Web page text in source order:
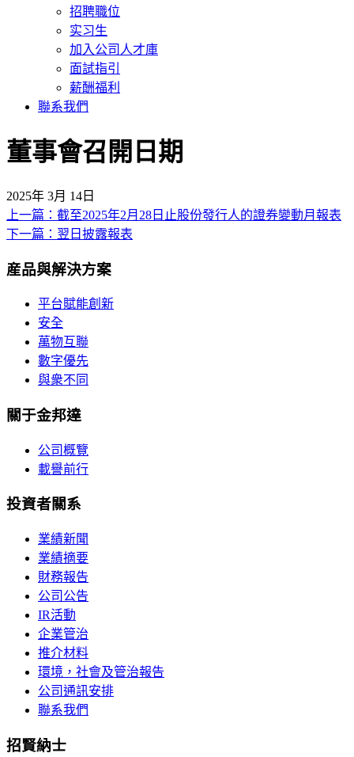
招聘職位
实习生
加入公司人才庫
面試指引
薪酬福利
聯系我們
董事會召開日期
2025年 3月 14日
文
章
導
上一篇：截至2025年2月28日止股份發行人的證券變動月報表
下一篇：翌日披露報表
産品與解決方案
平台賦能創新
安全
萬物互聯
數字優先
與衆不同
關于金邦達
公司概覽
載譽前行
投資者關系
業績新聞
業績摘要
財務報告
公司公告
IR活動
企業管治
推介材料
環境，社會及管治報告
公司通訊安排
聯系我們
招賢納士